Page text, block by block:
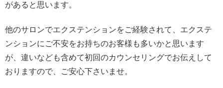
があると思います。
他のサロンでエクステンションをご経験されて、エクステ
ンションにご不安をお持ちのお客様も多いかと思います
が、違いなども含めて初回のカウンセリングでお伝えして
おりますので、ご安心下さいませ。